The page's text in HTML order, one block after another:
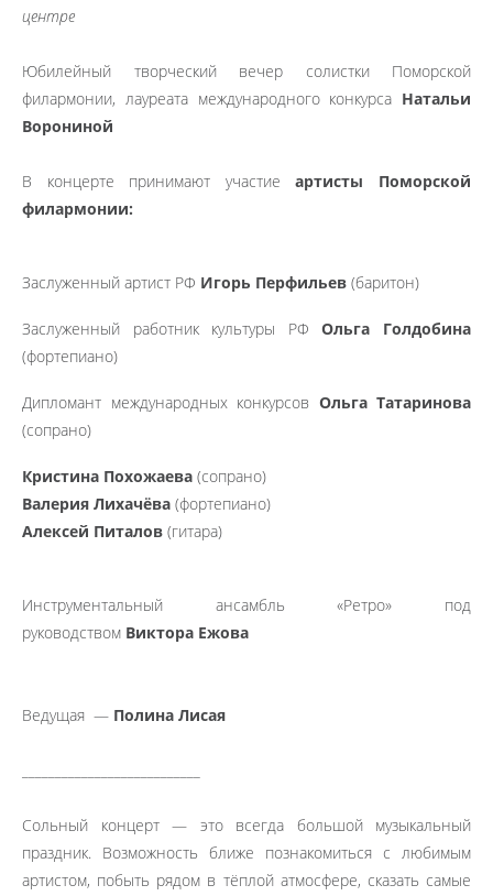
центре
Юбилейный творческий вечер солистки Поморской
филармонии, лауреата международного конкурса Натальи
Ворониной
В концерте принимают участиеартисты Поморской
филармонии:
Заслуженный артист РФ Игорь Перфильев (баритон)
Заслуженный работник культуры РФОльга Голдобина
(фортепиано)
Дипломант международных конкурсов Ольга Татаринова
(сопрано)
Кристина Похожаева (сопрано)
Валерия Лихачёва (фортепиано)
Алексей Питалов (гитара)
Инструментальный ансамбль «Ретро» под
руководством Виктора Ежова
Ведущая — Полина Лисая
Сольный концерт — это всегда большой музыкальный
праздник. Возможность ближе познакомиться с любимым
артистом, побыть рядом в тёплой атмосфере, сказать самые